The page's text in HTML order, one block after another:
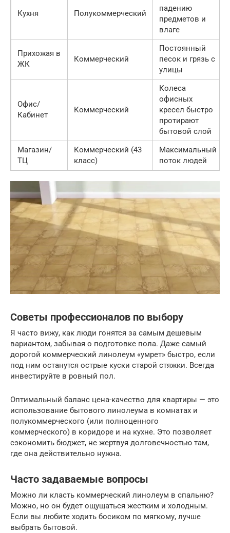
Кухня Полукоммерческий
падению
предметов и
влаге
Прихожая в
ЖК
Коммерческий
Постоянный
песок и грязь с
улицы
Офис/
Кабинет
Коммерческий
Колеса
офисных
кресел быстро
протирают
бытовой слой
Магазин/
ТЦ
Коммерческий (43
класс)
Максимальный
поток людей
Советы профессионалов по выбору
Я часто вижу, как люди гонятся за самым дешевым
вариантом, забывая о подготовке пола. Даже самый
дорогой коммерческий линолеум «умрет» быстро, если
под ним останутся острые куски старой стяжки. Всегда
инвестируйте в ровный пол.
Оптимальный баланс цена-качество для квартиры — это
использование бытового линолеума в комнатах и
полукоммерческого (или полноценного
коммерческого) в коридоре и на кухне. Это позволяет
сэкономить бюджет, не жертвуя долговечностью там,
где она действительно нужна.
Часто задаваемые вопросы
Можно ли класть коммерческий линолеум в спальню?
Можно, но он будет ощущаться жестким и холодным.
Если вы любите ходить босиком по мягкому, лучше
выбрать бытовой.